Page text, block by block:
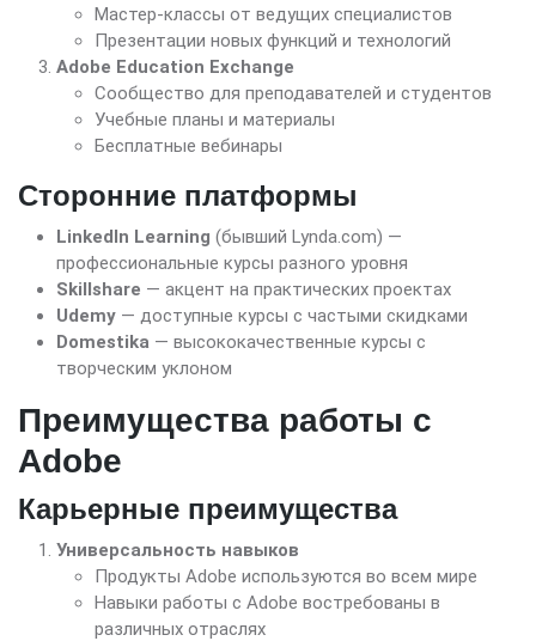
Мастер-классы от ведущих специалистов
Презентации новых функций и технологий
Adobe Education Exchange
Сообщество для преподавателей и студентов
Учебные планы и материалы
Бесплатные вебинары
Сторонние платформы
LinkedIn Learning (бывший Lynda.com) —
профессиональные курсы разного уровня
Skillshare — акцент на практических проектах
Udemy — доступные курсы с частыми скидками
Domestika — высококачественные курсы с
творческим уклоном
Преимущества работы с
Adobe
Карьерные преимущества
Универсальность навыков
Продукты Adobe используются во всем мире
Навыки работы с Adobe востребованы в
различных отраслях